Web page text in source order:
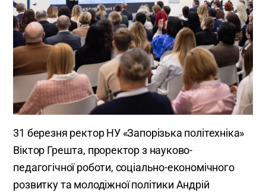
31 березня ректор НУ «Запорізька політехніка»
Віктор Грешта, проректор з науково-
педагогічної роботи, соціально-економічного
розвитку та молодіжної політики Андрій